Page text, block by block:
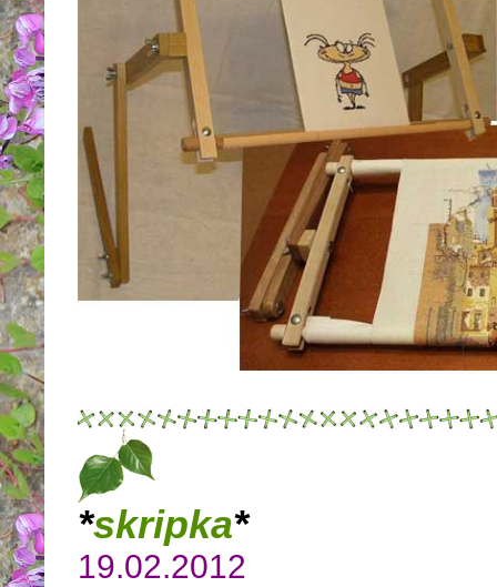
*skripka*
19.02.2012